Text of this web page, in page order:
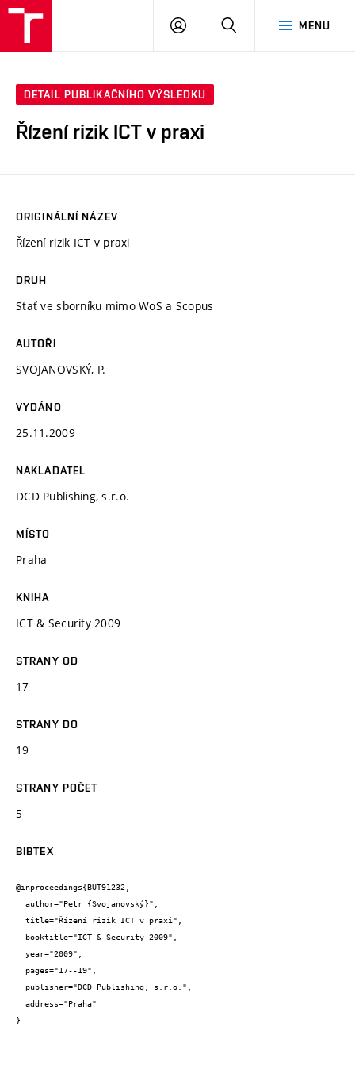
MENU
PŘIHLÁSIT
DETAIL PUBLIKAČNÍHO VÝSLEDKU
Řízení rizik ICT v praxi
ORIGINÁLNÍ NÁZEV
Řízení rizik ICT v praxi
DRUH
Stať ve sborníku mimo WoS a Scopus
AUTOŘI
SVOJANOVSKÝ, P.
VYDÁNO
25.11.2009
NAKLADATEL
DCD Publishing, s.r.o.
MÍSTO
Praha
KNIHA
ICT & Security 2009
STRANY OD
17
STRANY DO
19
STRANY POČET
5
BIBTEX
@inproceedings{BUT91232,
}